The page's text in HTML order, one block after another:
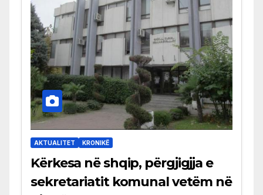
AKTUALITET KRONIKË
Kërkesa në shqip, përgjigjja e
sekretariatit komunal vetëm në